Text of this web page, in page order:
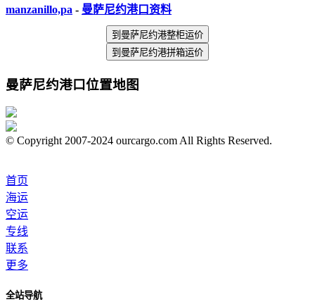
manzanillo,pa - 曼萨尼约港口资料
到曼萨尼约港整柜运价
到曼萨尼约港拼箱运价
曼萨尼约港口位置地图
© Copyright 2007-2024 ourcargo.com All Rights Reserved.
首页
海运
空运
专线
联系
更多
全站导航